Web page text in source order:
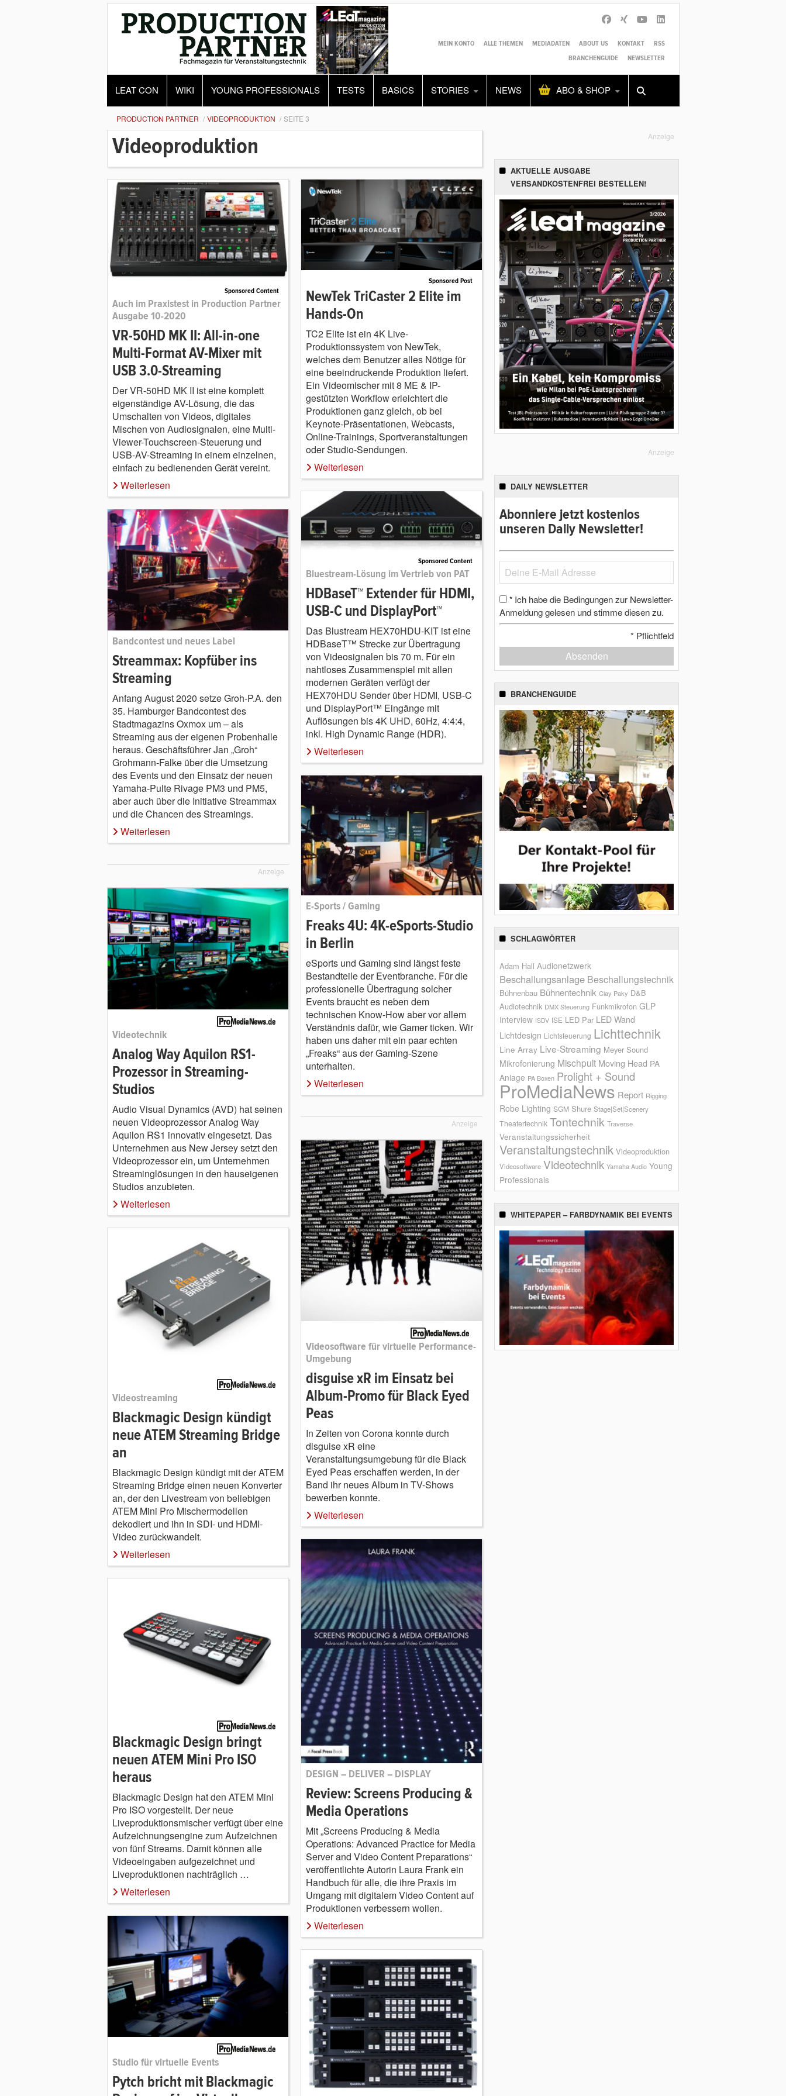
MEIN KONTO ALLE THEMEN MEDIADATEN ABOUT US KONTAKT
RSS
BRANCHENGUIDE
NEWSLETTER
LEAT CON WIKI YOUNG PROFESSIONALS TESTS BASICS STORIES NEWS ABO & SHOP
Alles Shop SUCHEN
PRODUCTION PARTNER VIDEOPRODUKTION SEITE 3
Videoproduktion
Sponsored Content
Auch im Praxistest in Production Partner
Ausgabe 10-2020
VR-50HD MK II: All-in-one
Multi-Format AV-Mixer mit
USB 3.0-Streaming
Der VR-50HD MK II ist eine komplett
eigenständige AV-Lösung, die das
Umschalten von Videos, digitales
Mischen von Audiosignalen, eine Multi-
Viewer-Touchscreen-Steuerung und
USB-AV-Streaming in einem einzelnen,
einfach zu bedienenden Gerät vereint.
Weiterlesen
Bandcontest und neues Label
Streammax: Kopfüber ins
Streaming
Anfang August 2020 setze Groh-P.A. den
35. Hamburger Bandcontest des
Stadtmagazins Oxmox um – als
Streaming aus der eigenen Probenhalle
heraus. Geschäftsführer Jan „Groh“
Grohmann-Falke über die Umsetzung
des Events und den Einsatz der neuen
Yamaha-Pulte Rivage PM3 und PM5,
aber auch über die Initiative Streammax
und die Chancen des Streamings.
Weiterlesen
Sponsored Post
NewTek TriCaster 2 Elite im
Hands-On
TC2 Elite ist ein 4K Live-
Produktionssystem von NewTek,
welches dem Benutzer alles Nötige für
eine beeindruckende Produktion liefert.
Ein Videomischer mit 8 ME & IP-
gestützten Workflow erleichtert die
Produktionen ganz gleich, ob bei
Keynote-Präsentationen, Webcasts,
Online-Trainings, Sportveranstaltungen
oder Studio-Sendungen.
Weiterlesen
Anzeige
Sponsored Content
Bluestream-Lösung im Vertrieb von PAT
HDBaseT™ Extender für HDMI,
USB-C und DisplayPort™
Das Blustream HEX70HDU-KIT ist eine
HDBaseT™ Strecke zur Übertragung
von Videosignalen bis 70 m. Für ein
nahtloses Zusammenspiel mit allen
modernen Geräten verfügt der
HEX70HDU Sender über HDMI, USB-C
und DisplayPort™ Eingänge mit
Auflösungen bis 4K UHD, 60Hz, 4:4:4,
inkl. High Dynamic Range (HDR).
Weiterlesen
Videotechnik
Analog Way Aquilon RS1-
Prozessor in Streaming-
Studios
Audio Visual Dynamics (AVD) hat seinen
neuen Videoprozessor Analog Way
Aquilon RS1 innovativ eingesetzt. Das
Unternehmen aus New Jersey setzt den
Videoprozessor ein, um Unternehmen
Streaminglösungen in den hauseigenen
Studios anzubieten.
Weiterlesen
E-Sports / Gaming
Freaks 4U: 4K-eSports-Studio
in Berlin
eSports und Gaming sind längst feste
Bestandteile der Eventbranche. Für die
professionelle Übertragung solcher
Events braucht es neben dem
technischen Know-How aber vor allem
Verständnis dafür, wie Gamer ticken. Wir
haben uns daher mit ein paar echten
„Freaks“ aus der Gaming-Szene
unterhalten.
Weiterlesen
Videostreaming
Blackmagic Design kündigt
neue ATEM Streaming Bridge
an
Blackmagic Design kündigt mit der ATEM
Streaming Bridge einen neuen Konverter
an, der den Livestream von beliebigen
ATEM Mini Pro Mischermodellen
dekodiert und ihn in SDI- und HDMI-
Video zurückwandelt.
Weiterlesen
Anzeige
Blackmagic Design bringt
neuen ATEM Mini Pro ISO
heraus
Blackmagic Design hat den ATEM Mini
Pro ISO vorgestellt. Der neue
Liveproduktionsmischer verfügt über eine
Aufzeichnungsengine zum Aufzeichnen
von fünf Streams. Damit können alle
Videoeingaben aufgezeichnet und
Liveproduktionen nachträglich …
Weiterlesen
Videosoftware für virtuelle Performance-
Umgebung
disguise xR im Einsatz bei
Album-Promo für Black Eyed
Peas
In Zeiten von Corona konnte durch
disguise xR eine
Veranstaltungsumgebung für die Black
Eyed Peas erschaffen werden, in der
Band ihr neues Album in TV-Shows
bewerben konnte.
Weiterlesen
Studio für virtuelle Events
Pytch bricht mit Blackmagic
DESIGN – DELIVER – DISPLAY
Review: Screens Producing &
Media Operations
Mit „Screens Producing & Media
Operations: Advanced Practice for Media
Server and Video Content Preparations“
veröffentlichte Autorin Laura Frank ein
Handbuch für alle, die ihre Praxis im
Umgang mit digitalem Video Content auf
Produktionen verbessern wollen.
Weiterlesen
Anzeige
AKTUELLE AUSGABE
VERSANDKOSTENFREI BESTELLEN!
Anzeige
DAILY NEWSLETTER
Abonniere jetzt kostenlos
unseren Daily Newsletter!
* Ich habe die Bedingungen zur Newsletter-
Anmeldung gelesen und stimme diesen zu.
* Pflichtfeld
Absenden
BRANCHENGUIDE
SCHLAGWÖRTER
Adam Hall Audionetzwerk
Beschallungsanlage Beschallungstechnik
Bühnenbau Bühnentechnik Clay Paky D&B
Audiotechnik DMX Steuerung Funkmikrofon GLP
Interview ISDV ISE LED Par LED Wand
Lichtdesign Lichtsteuerung Lichttechnik
Line Array Live-Streaming Meyer Sound
Mikrofonierung Mischpult Moving Head PA
Anlage PA Boxen Prolight + Sound
ProMediaNews Report Rigging
Robe Lighting SGM Shure Stage|Set|Scenery
Theatertechnik Tontechnik Traverse
Veranstaltungssicherheit
Veranstaltungstechnik Videoproduktion
Videosoftware Videotechnik Yamaha Audio Young
Professionals
WHITEPAPER – FARBDYNAMIK BEI EVENTS